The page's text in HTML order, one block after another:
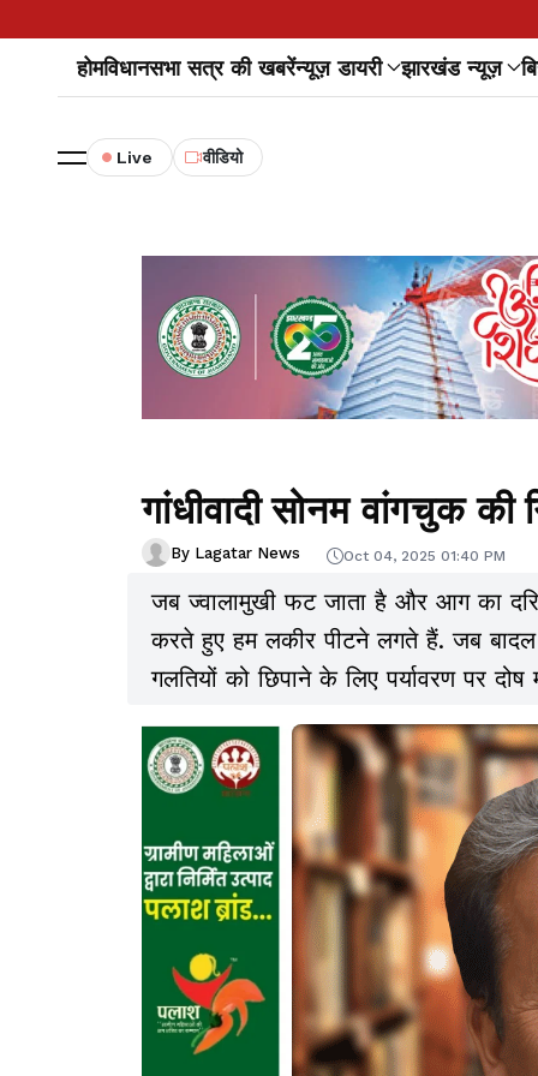
होमविधानसभा सत्र की खबरेंन्यूज़ डायरी झारखंड न्यूज़
Live वीडियो
गांधीवादी सोनम वांगचुक
By Lagatar News Oct 04, 2025 01:40 PM
जब ज्वालामुखी फट जाता है और आग का
करते हुए हम लकीर पीटने लगते हैं. जब
गलतियों को छिपाने के लिए पर्यावरण पर